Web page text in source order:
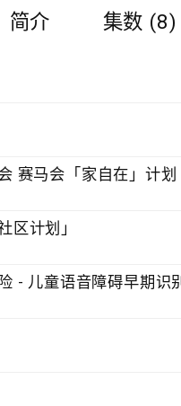
简介 集数 (8)
赛马会「家自在」计划
区计划」
- 儿童语音障碍早期识